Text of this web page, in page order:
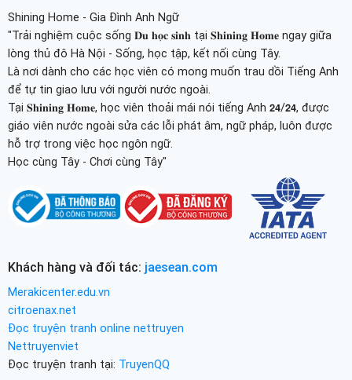
Shining Home - Gia Đình Anh Ngữ
"Trải nghiệm cuộc sống 𝐃𝐮 𝐡𝐨̣𝐜 𝐬𝐢𝐧𝐡 tại 𝐒𝐡𝐢𝐧𝐢𝐧𝐠 𝐇𝐨𝐦𝐞 ngay giữa
lòng thủ đô Hà Nội - Sống, học tập, kết nối cùng Tây.
Là nơi dành cho các học viên có mong muốn trau dồi Tiếng Anh
để tự tin giao lưu với người nước ngoài.
Tại 𝐒𝐡𝐢𝐧𝐢𝐧𝐠 𝐇𝐨𝐦𝐞, học viên thoải mái nói tiếng Anh 𝟮𝟰/𝟮𝟰, được
giáo viên nước ngoài sửa các lỗi phát âm, ngữ pháp, luôn được
hỗ trợ trong việc học ngôn ngữ.
Học cùng Tây - Chơi cùng Tây"
Khách hàng và đối tác: jaesean.com
Merakicenter.edu.vn
citroenax.net
Đọc truyện tranh online nettruyen
Nettruyenviet
Đọc truyện tranh tại: TruyenQQ